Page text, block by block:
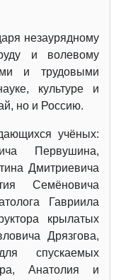
незаурядному
и волевому
и трудовыми
культуре и
но и Россию.
учёных:
Первушина,
Дмитриевича
Семёновича
Гавриила
крылатых
Дрязгова,
спускаемых
Анатолия и